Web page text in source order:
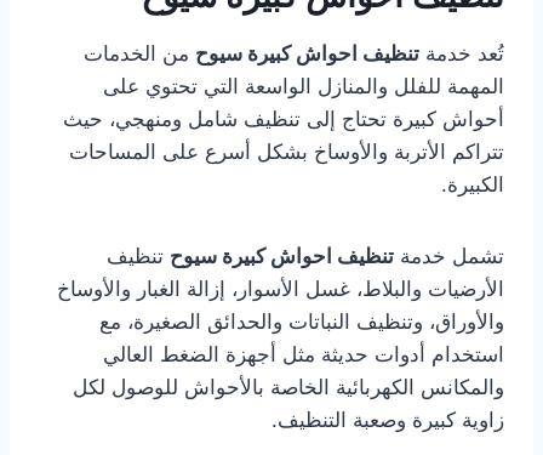
تُعد خدمة تنظيف احواش كبيرة سيوح من الخدمات
المهمة للفلل والمنازل الواسعة التي تحتوي على
أحواش كبيرة تحتاج إلى تنظيف شامل ومنهجي، حيث
تتراكم الأتربة والأوساخ بشكل أسرع على المساحات
الكبيرة.
تشمل خدمة تنظيف احواش كبيرة سيوح تنظيف
الأرضيات والبلاط، غسل الأسوار، إزالة الغبار والأوساخ
والأوراق، وتنظيف النباتات والحدائق الصغيرة، مع
استخدام أدوات حديثة مثل أجهزة الضغط العالي
والمكانس الكهربائية الخاصة بالأحواش للوصول لكل
زاوية كبيرة وصعبة التنظيف.